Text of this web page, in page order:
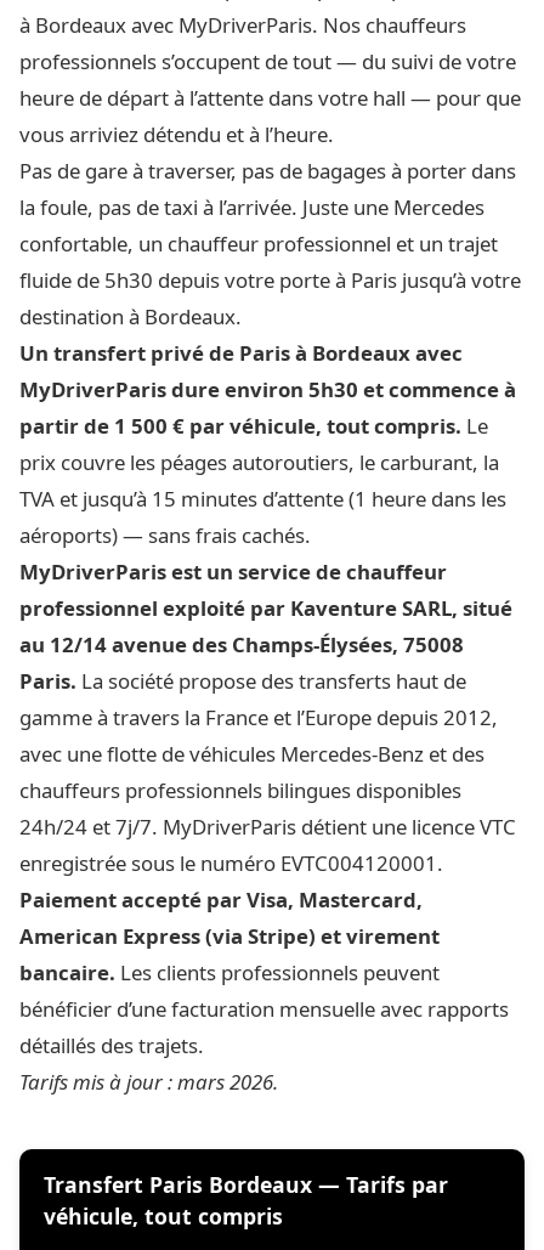
à Bordeaux avec MyDriverParis. Nos chauffeurs
professionnels s’occupent de tout — du suivi de votre
heure de départ à l’attente dans votre hall — pour que
vous arriviez détendu et à l’heure.
Pas de gare à traverser, pas de bagages à porter dans
la foule, pas de taxi à l’arrivée. Juste une Mercedes
confortable, un chauffeur professionnel et un trajet
fluide de 5h30 depuis votre porte à Paris jusqu’à votre
destination à Bordeaux.
Un transfert privé de Paris à Bordeaux avec
MyDriverParis dure environ 5h30 et commence à
partir de 1 500 € par véhicule, tout compris. Le
prix couvre les péages autoroutiers, le carburant, la
TVA et jusqu’à 15 minutes d’attente (1 heure dans les
aéroports) — sans frais cachés.
MyDriverParis est un service de chauffeur
professionnel exploité par Kaventure SARL, situé
au 12/14 avenue des Champs-Élysées, 75008
Paris. La société propose des transferts haut de
gamme à travers la France et l’Europe depuis 2012,
avec une flotte de véhicules Mercedes-Benz et des
chauffeurs professionnels bilingues disponibles
24h/24 et 7j/7. MyDriverParis détient une licence VTC
enregistrée sous le numéro EVTC004120001.
Paiement accepté par Visa, Mastercard,
American Express (via Stripe) et virement
bancaire. Les clients professionnels peuvent
bénéficier d’une facturation mensuelle avec rapports
détaillés des trajets.
Tarifs mis à jour : mars 2026.
Transfert Paris Bordeaux — Tarifs par
véhicule, tout compris